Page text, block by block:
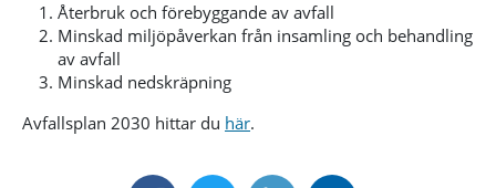
Återbruk och förebyggande av avfall
Minskad miljöpåverkan från insamling och behandling
av avfall
Minskad nedskräpning
Avfallsplan 2030 hittar du här.